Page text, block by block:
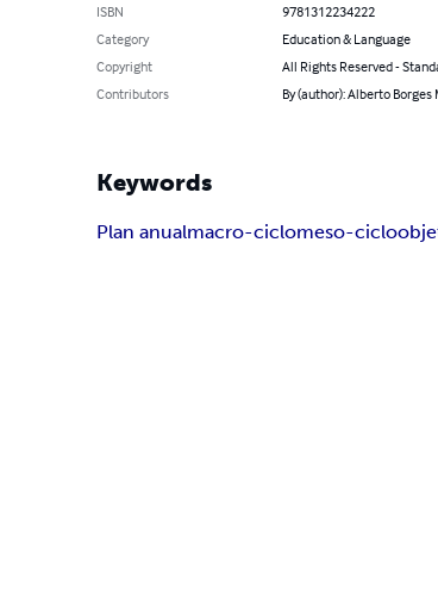
ISBN
9781312234222
Category
Education & Language
Copyright
All Rights Reserved -
Contributors
By (author): Alberto Borges
Keywords
Plan anualmacro-ciclomeso-ciclo